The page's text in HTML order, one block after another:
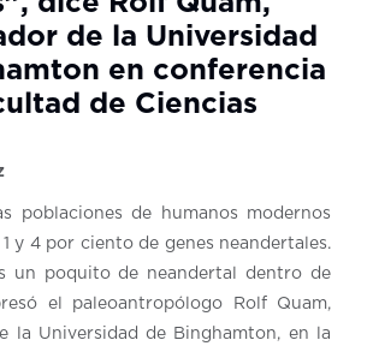
de la Universidad
en conferencia
de Ciencias
poblaciones de humanos modernos
y 4 por ciento de genes neandertales.
un poquito de neandertal dentro de
el paleoantropólogo Rolf Quam,
la Universidad de Binghamton, en la